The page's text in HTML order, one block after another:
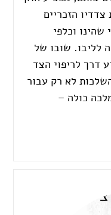
הזכריים
שהינו וכלפי
לליבו. שובו של
דרך לריפוי הצד
לא רק עבור
כולה –